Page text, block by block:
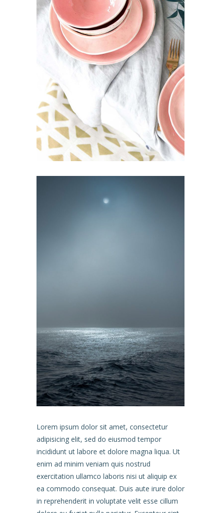
Lorem ipsum dolor sit amet, consectetur
adipisicing elit, sed do eiusmod tempor
incididunt ut labore et dolore magna liqua. Ut
enim ad minim veniam quis nostrud
exercitation ullamco laboris nisi ut aliquip ex
ea commodo consequat. Duis aute irure dolor
in reprehenderit in voluptate velit esse cillum